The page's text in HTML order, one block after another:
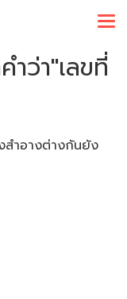
ว่า"เลขที่
สำอางต่างกันยัง